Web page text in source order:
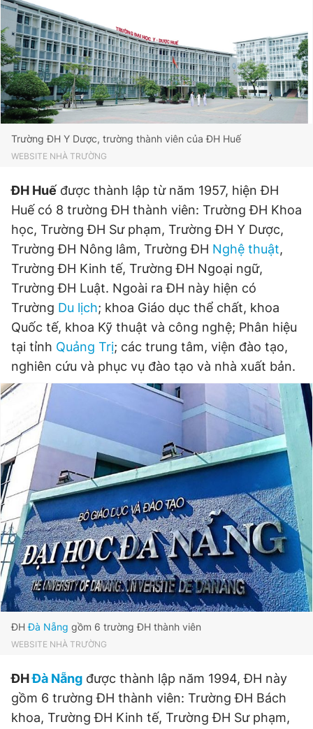
Trường ĐH Y Dược, trường thành viên của ĐH Huế
WEBSITE NHÀ TRƯỜNG
ĐH Huế được thành lập từ năm 1957, hiện ĐH
Huế có 8 trường ĐH thành viên: Trường ĐH Khoa
học, Trường ĐH Sư phạm, Trường ĐH Y Dược,
Trường ĐH Nông lâm, Trường ĐH Nghệ thuật,
Trường ĐH Kinh tế, Trường ĐH Ngoại ngữ,
Trường ĐH Luật. Ngoài ra ĐH này hiện có
Trường Du lịch; khoa Giáo dục thể chất, khoa
Quốc tế, khoa Kỹ thuật và công nghệ; Phân hiệu
tại tỉnh Quảng Trị; các trung tâm, viện đào tạo,
nghiên cứu và phục vụ đào tạo và nhà xuất bản.
ĐHĐà Nẵng gồm 6 trường ĐH thành viên
WEBSITE NHÀ TRƯỜNG
ĐHĐà Nẵng được thành lập năm 1994, ĐH này
gồm 6 trường ĐH thành viên: Trường ĐH Bách
khoa, Trường ĐH Kinh tế, Trường ĐH Sư phạm,